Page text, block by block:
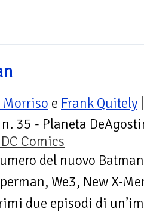
Morriso e Frank Quitely
n. 35 - Planeta
Comics
del nuovo
We3, New X-
due episodi di